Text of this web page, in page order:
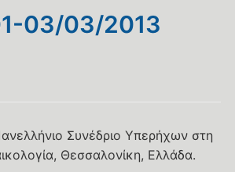
03/03/2013
Συνέδριο Υπερήχων στη
Θεσσαλονίκη, Ελλάδα.